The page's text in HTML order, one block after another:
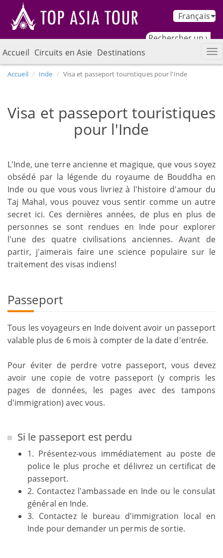
Français
Accueil Circuits en Asie Destinations
Accueil Inde Visa et passeport touristiques pour l'Inde
Visa et passeport touristiques
pour l'Inde
L'Inde, une terre ancienne et magique, que vous soyez
obsédé par la légende du royaume de Bouddha en
Inde ou que vous vous livriez à l'histoire d'amour du
Taj Mahal, vous pouvez vous sentir comme un autre
secret ici. Ces dernières années, de plus en plus de
personnes se sont rendues en Inde pour explorer
l'une des quatre civilisations anciennes. Avant de
partir, j'aimerais faire une science populaire sur le
traitement des visas indiens!
Passeport
Tous les voyageurs en Inde doivent avoir un passeport
valable plus de 6 mois à compter de la date d'entrée.
Pour éviter de perdre votre passeport, vous devez
avoir une copie de votre passeport (y compris les
pages de données, les pages avec des tampons
d'immigration) avec vous.
Si le passeport est perdu
1. Présentez-vous immédiatement au poste de
police le plus proche et délivrez un certificat de
passeport.
2. Contactez l'ambassade en Inde ou le consulat
général en Inde.
3. Contactez le bureau d'immigration local en
Inde pour demander un permis de sortie.